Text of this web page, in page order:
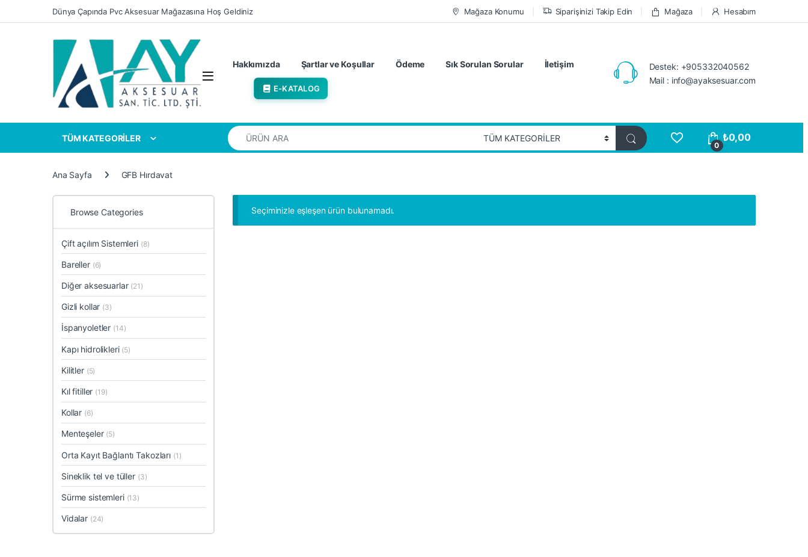
Skip to navigation
Skip to contentDünya Çapında Pvc Aksesuar Mağazasına Hoş Geldiniz Mağaza Konumu Siparişinizi Takip Edin Mağaza Hesabım
Hakkımızda Şartlar ve Koşullar Ödeme Sık Sorulan Sorular İletişim
E-KATALOG
Destek: +905332040562
Mail : info@ayaksesuar.com
TÜM KATEGORİLER
Search for:
0
₺0,00
Ana Sayfa GFB Hırdavat
Seçiminizle eşleşen ürün bulunamadı.
Browse Categories
Çift açılım Sistemleri (8)
Bareller (6)
Diğer aksesuarlar (21)
Gizli kollar (3)
İspanyoletler (14)
Kapı hidrolikleri (5)
Kilitler (5)
Kıl fitiller (19)
Kollar (6)
Menteşeler (5)
Orta Kayıt Bağlantı Takozları (1)
Sineklik tel ve tüller (3)
Sürme sistemleri (13)
Vidalar (24)